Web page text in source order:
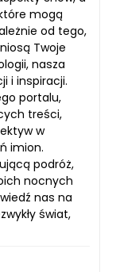
mogą
od tego,
Twoje
nasza
i inspiracji.
portalu,
treści,
w
imion.
podróż,
nocnych
nas na
świat,